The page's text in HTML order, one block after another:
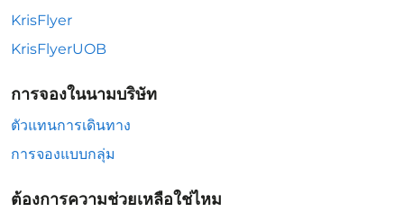
KrisFlyer
KrisFlyerUOB
การจองในนามบริษัท
ตัวแทนการเดินทาง
การจองแบบกลุ่ม
ต้องการความช่วยเหลือใช่ไหม